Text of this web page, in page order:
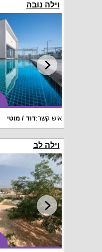
וילה נובה
איש קשר:דוד / מוטי
וילה לב